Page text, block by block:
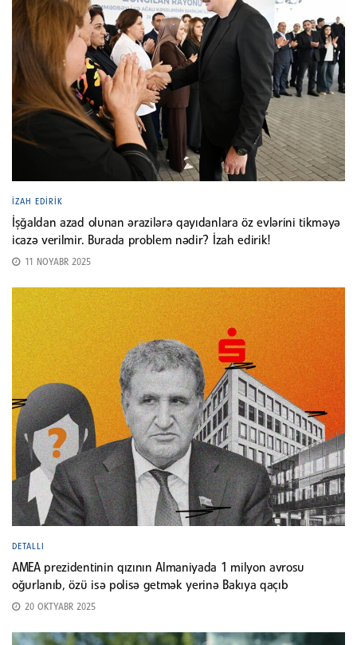
İZAH EDIRIK
İşğaldan azad olunan ərazilərə qayıdanlara öz evlərini tikməyə
icazə verilmir. Burada problem nədir? İzah edirik!
11 NOYABR 2025
DETALLI
AMEA prezidentinin qızının Almaniyada 1 milyon avrosu
oğurlanıb, özü isə polisə getmək yerinə Bakıya qaçıb
20 OKTYABR 2025